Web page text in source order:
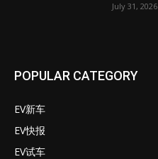
July 31, 2026
POPULAR CATEGORY
EV新车
EV快报
EV试车